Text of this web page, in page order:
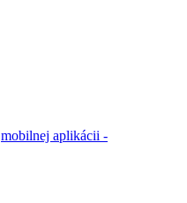
mobilnej aplikácii -